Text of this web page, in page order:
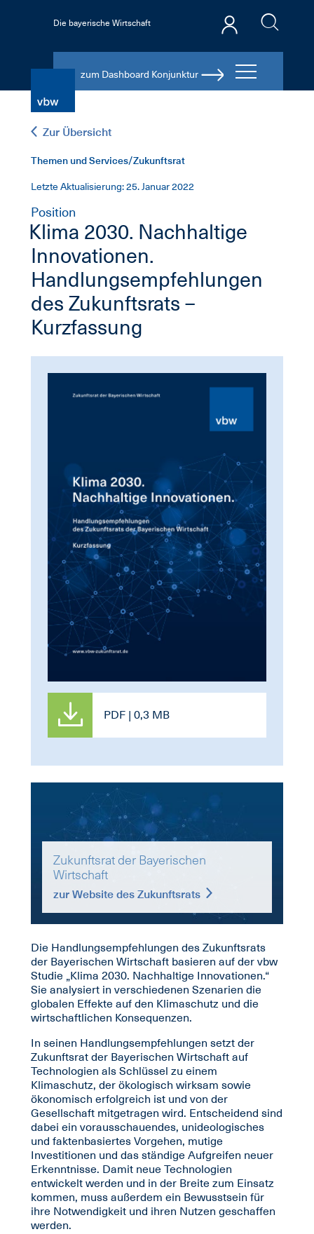
Die bayerische Wirtschaft
zum Dashboard Konjunktur
Zur Übersicht
Themen und Services/Zukunftsrat
Letzte Aktualisierung: 25. Januar 2022
Position
Klima 2030. Nachhaltige
Innovationen.
Handlungsempfehlungen
des Zukunftsrats –
Kurzfassung
PDF | 0,3 MB
Zukunftsrat der Bayerischen
Wirtschaft
zur Website des Zukunftsrats
Die Handlungsempfehlungen des Zukunftsrats
der Bayerischen Wirtschaft basieren auf der vbw
Studie „Klima 2030. Nachhaltige Innovationen.“
Sie analysiert in verschiedenen Szenarien die
globalen Effekte auf den Klimaschutz und die
wirtschaftlichen Konsequenzen.
In seinen Handlungsempfehlungen setzt der
Zukunftsrat der Bayerischen Wirtschaft auf
Technologien als Schlüssel zu einem
Klimaschutz, der ökologisch wirksam sowie
ökonomisch erfolgreich ist und von der
Gesellschaft mitgetragen wird. Entscheidend sind
dabei ein vorausschauendes, unideologisches
und faktenbasiertes Vorgehen, mutige
Investitionen und das ständige Aufgreifen neuer
Erkenntnisse. Damit neue Technologien
entwickelt werden und in der Breite zum Einsatz
kommen, muss außerdem ein Bewusstsein für
ihre Notwendigkeit und ihren Nutzen geschaffen
werden.